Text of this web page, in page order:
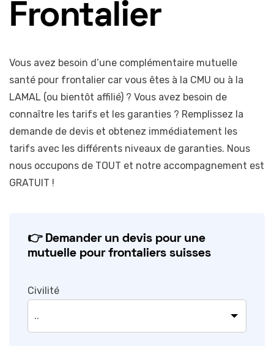
Frontalier
Vous avez besoin d’une complémentaire mutuelle
santé pour frontalier car vous êtes à la CMU ou à la
LAMAL (ou bientôt affilié) ? Vous avez besoin de
connaître les tarifs et les garanties ? Remplissez la
demande de devis et obtenez immédiatement les
tarifs avec les différents niveaux de garanties. Nous
nous occupons de TOUT et notre accompagnement est
GRATUIT !
👉 Demander un devis pour une
mutuelle pour frontaliers suisses
Civilité